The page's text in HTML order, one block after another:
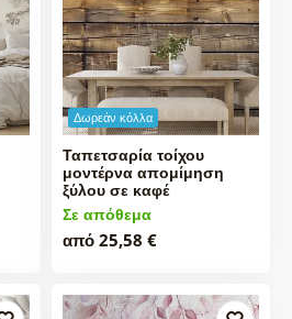
Δωρεάν κόλλα
Ταπετσαρία τοίχου
μοντέρνα απομίμηση
ξύλου σε καφέ
Σε απόθεμα
από 25,58 €